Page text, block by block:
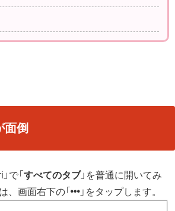
面倒
で「すべてのタブ」を普通に開いてみ
、画面右下の「
」をタップします。